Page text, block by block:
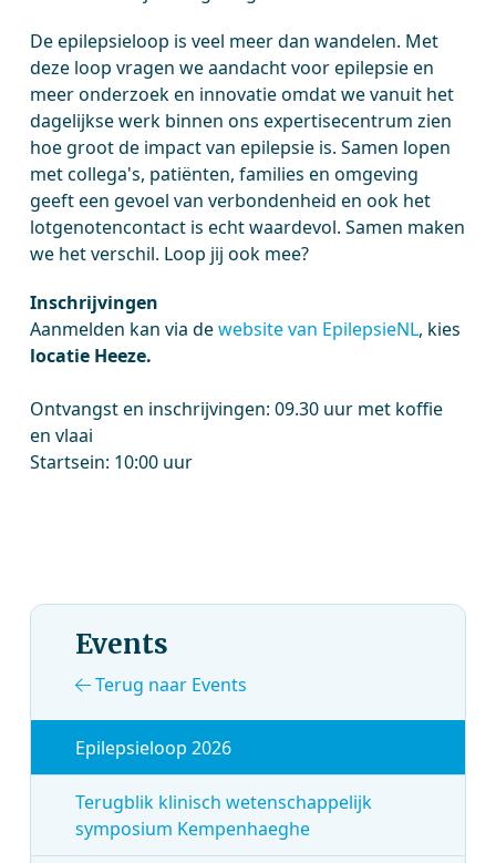
De epilepsieloop is veel meer dan wandelen. Met
deze loop vragen we aandacht voor epilepsie en
meer onderzoek en innovatie omdat we vanuit het
dagelijkse werk binnen ons expertisecentrum zien
hoe groot de impact van epilepsie is. Samen lopen
met collega's, patiënten, families en omgeving
geeft een gevoel van verbondenheid en ook het
lotgenotencontact is echt waardevol. Samen maken
we het verschil. Loop jij ook mee?
Inschrijvingen
Aanmelden kan via dewebsite van EpilepsieNL, kies
locatie Heeze.
Ontvangst en inschrijvingen: 09.30 uur met koffie
en vlaai
Startsein: 10:00 uur
Events
Terug naar Events
Epilepsieloop 2026
Terugblik klinisch wetenschappelijk
symposium Kempenhaeghe